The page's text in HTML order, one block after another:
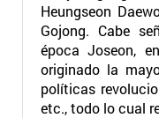
Heungseon
Gojong. Cabe
época Joseon,
originado la
políticas
etc., todo lo cual